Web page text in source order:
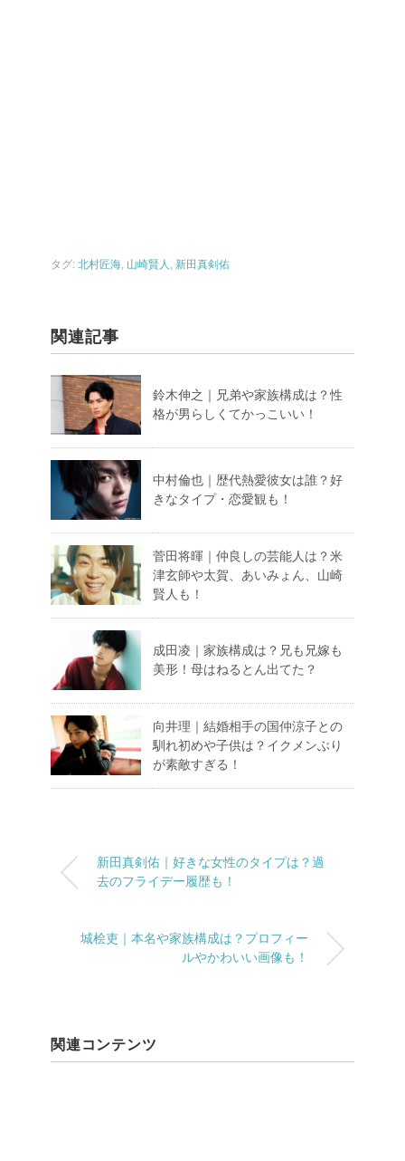
タグ: 北村匠海 山崎賢人 新田真剣佑
関連記事
鈴木伸之｜兄弟や家族構成は？性
格が男らしくてかっこいい！
中村倫也｜歴代熱愛彼女は誰？好
きなタイプ・恋愛観も！
菅田将暉｜仲良しの芸能人は？米
津玄師や太賀、あいみょん、山崎
賢人も！
成田凌｜家族構成は？兄も兄嫁も
美形！母はねるとん出てた？
向井理｜結婚相手の国仲涼子との
馴れ初めや子供は？イクメンぶり
が素敵すぎる！
新田真剣佑｜好きな女性のタイプは？過
去のフライデー履歴も！
城桧吏｜本名や家族構成は？プロフィー
ルやかわいい画像も！
関連コンテンツ